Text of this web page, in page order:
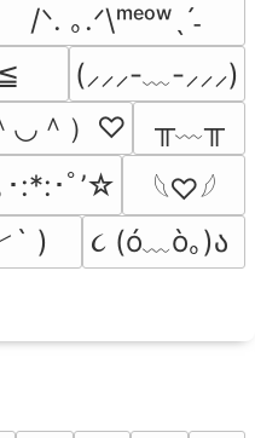
/ᐠ. ｡.ᐟ\ᵐᵉᵒʷˎˊ˗
(⸝⸝⸝-﹏-⸝⸝⸝)
◡＾）♡
╥﹏╥
:*:･ﾟ’☆
𓆩♡𓆪
) ૮ (ó﹏ò｡)ა